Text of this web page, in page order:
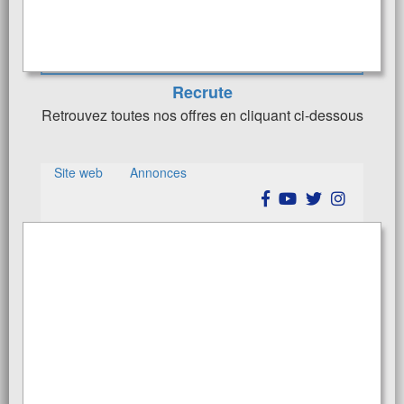
Recrute
Retrouvez toutes nos offres en cliquant ci-dessous
Site web Annonces